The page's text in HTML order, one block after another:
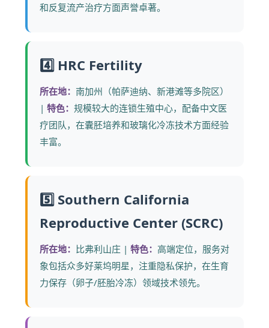
和反复流产治疗方面声誉卓著。
4️⃣ HRC Fertility
所在地： 南加州（帕萨迪纳、新港滩等多院区）
|特色：规模较大的连锁生殖中心，配备中文医
疗团队，在囊胚培养和玻璃化冷冻技术方面经验
丰富。
5️⃣ Southern California
Reproductive Center (SCRC)
所在地： 比弗利山庄 |特色：高端定位，服务对
象包括众多好莱坞明星，注重隐私保护，在生育
力保存（卵子/胚胎冷冻）领域技术领先。